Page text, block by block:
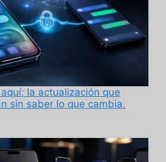
la actualización que
sin saber lo que cambia.